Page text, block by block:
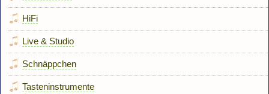
HiFi
Live & Studio
Schnäppchen
Tasteninstrumente